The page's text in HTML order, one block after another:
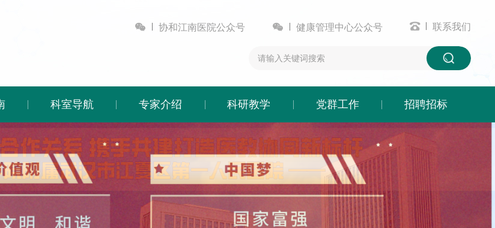
 协和江南医院公众号  健康管理中心公众号  联系我们
科室导航 专家介绍 科研教学 党群工作 招聘招标